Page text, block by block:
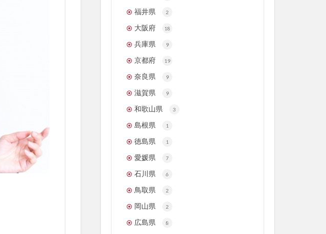
福井県 2
大阪府 18
兵庫県 9
京都府 19
奈良県 9
滋賀県 9
和歌山県 3
島根県 1
徳島県 1
愛媛県 7
石川県 6
鳥取県 2
岡山県 2
広島県 8